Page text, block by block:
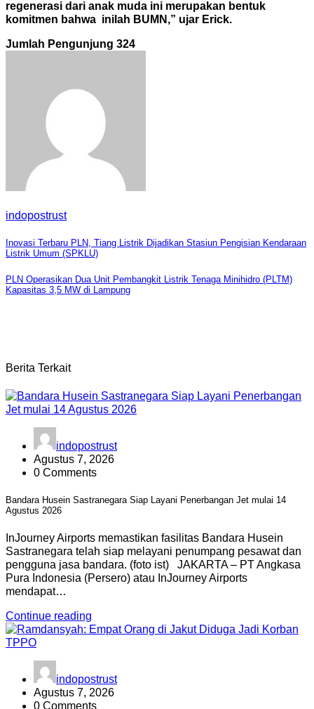
regenerasi dari anak muda ini merupakan bentuk
komitmen bahwa inilah BUMN,” ujar Erick.
Jumlah Pengunjung 324
indopostrust
Navigasi
Inovasi Terbaru PLN, Tiang Listrik Dijadikan Stasiun Pengisian Kendaraan
Listrik Umum (SPKLU)
PLN Operasikan Dua Unit Pembangkit Listrik Tenaga Minihidro (PLTM)
Kapasitas 3,5 MW di Lampung
Berita Terkait
indopostrust
Agustus 7, 2026
0 Comments
Bandara Husein Sastranegara Siap Layani Penerbangan Jet mulai 14
Agustus 2026
InJourney Airports memastikan fasilitas Bandara Husein
Sastranegara telah siap melayani penumpang pesawat dan
pengguna jasa bandara. (foto ist) JAKARTA – PT Angkasa
Pura Indonesia (Persero) atau InJourney Airports
mendapat…
Continue reading
indopostrust
Agustus 7, 2026
0 Comments